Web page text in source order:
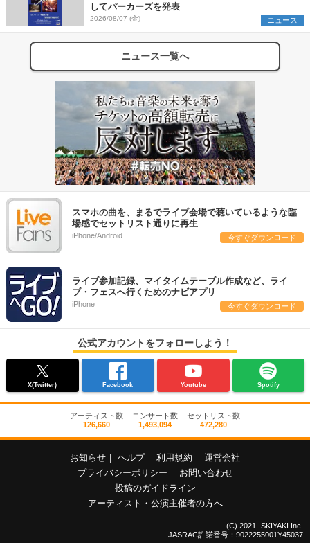
してパーカーズを発表
2026/08/07 (金) ニュース
ニュース一覧へ
スマホの曲を、まるでライブ会場で聴いているような臨
場感でセットリスト通りに再生
iPhone/Android 今すぐダウンロード
ライブ参加記録、マイタイムテーブル作成など、ライ
ブ・フェスへ行くためのナビアプリ
iPhone 今すぐダウンロード
公式アカウントをフォローしよう！
X(Twitter) Facebook Youtube Spotify
アーティスト数
126,660
コンサート数
1,493,094
セットリスト数
472,280
お知らせ ｜ ヘルプ｜ 利用規約 ｜ 運営会社
プライバシーポリシー ｜
お問い合わせ
投稿のガイドライン
アーティスト・公演主催者の方へ
(C) 2021- SKIYAKI Inc.
JASRAC許諾番号：9022255001Y45037